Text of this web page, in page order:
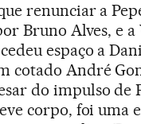
renunciar a
Bruno Alves, e
espaço a
cotado André
do impulso de
corpo, foi uma